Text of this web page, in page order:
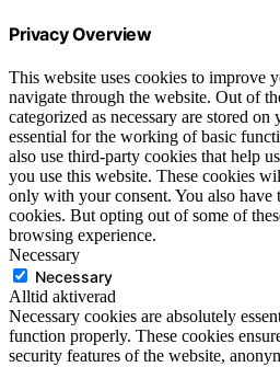
Privacy Overview
This website uses cookies to improve
navigate through the website. Out of
categorized as necessary are stored
essential for the working of basic
also use third-party cookies that help
you use this website. These cookies
only with your consent. You also have
cookies. But opting out of some of
browsing experience.
Necessary
Necessary
Alltid aktiverad
Necessary cookies are absolutely
function properly. These cookies
security features of the website,